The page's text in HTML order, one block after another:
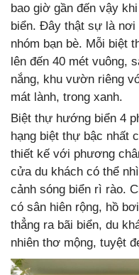
bao giờ gần đến vậy
biển. Đây thật sự là
nhóm bạn bè. Mỗi biệt
lên đến 40 mét vuông,
nắng, khu vườn riêng
mát lành, trong xanh.
Biệt thự hướng biển 4
hạng biệt thự bậc nhất
thiết kế với phương
cửa du khách có thể
cảnh sóng biển rì rào.
có sân hiên rộng, hồ
thẳng ra bãi biển, du
nhiên thơ mộng, tuyệt